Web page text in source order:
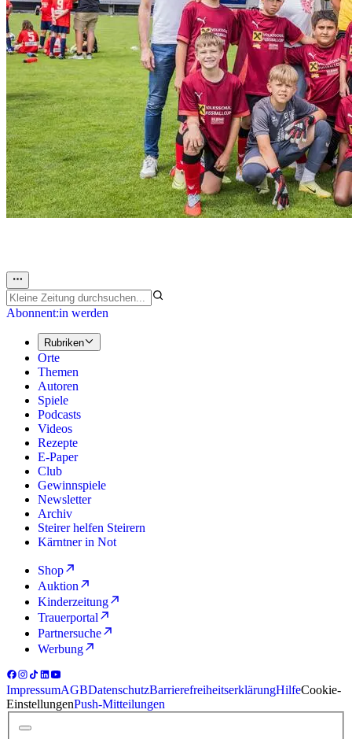
Abonnent:in werden
Rubriken
Orte
Themen
Autoren
Spiele
Podcasts
Videos
Rezepte
E-Paper
Club
Gewinnspiele
Newsletter
Archiv
Steirer helfen Steirern
Kärntner in Not
Shop
Auktion
Kinderzeitung
Trauerportal
Partnersuche
Werbung
ImpressumAGBDatenschutzBarrierefreiheitserklärungHilfeCookie-
EinstellungenPush-Mitteilungen